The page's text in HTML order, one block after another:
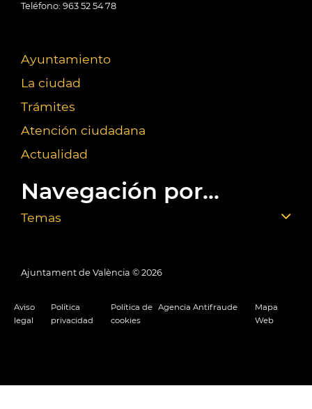
Teléfono: 963 52 54 78
Ayuntamiento
La ciudad
Trámites
Atención ciudadana
Actualidad
Navegación por...
Temas
Ajuntament de València © 2026
Aviso
legal
Política
privacidad
Política de
cookies
Agencia Antifraude
Mapa
Web